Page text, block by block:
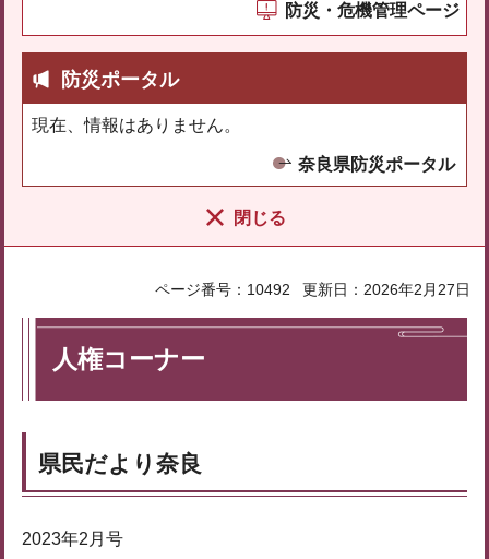
防災・危機管理ページ
防災ポータル
現在、情報はありません。
奈良県防災ポータル
閉じる
ページ番号：10492 更新日：2026年2月27日
人権コーナー
県民だより奈良
2023年2月号